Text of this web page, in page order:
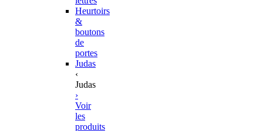
Heurtoirs
&
boutons
de
portes
Judas
‹
Judas
›
Voir
les
produits